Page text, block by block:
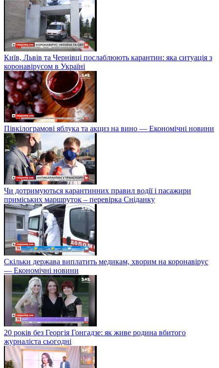
Київ, Львів та Чернівці послаблюють карантин: яка ситуація з
коронавірусом в Україні
Півкілограмові яблука та акциз на вино — Економічні новини
Чи дотримуються карантинних правил водії і пасажири
приміських маршруток – перевірка Сніданку
Скільки держава виплатить медикам, хворим на коронавірус
— Економічні новини
20 років без Георгія Гонгадзе: як живе родина вбитого
журналіста сьогодні